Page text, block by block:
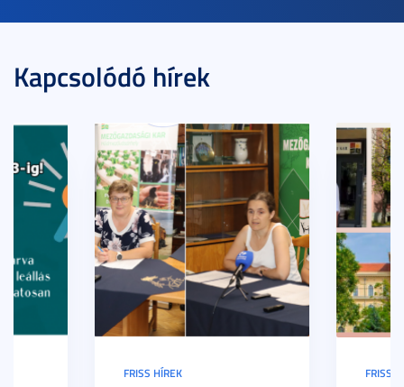
Kapcsolódó hírek
FRISS HÍREK FRISS